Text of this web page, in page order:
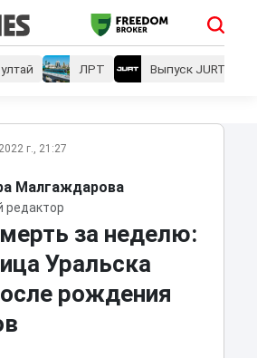
ЛРТ Выпуск JURT
г., 21:27
Малгаждарова
редактор
за неделю:
Уральска
рождения